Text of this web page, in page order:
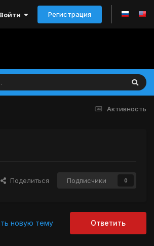
Регистрация
Активность
Поделиться Подписчики 0
Ответить
новую тему